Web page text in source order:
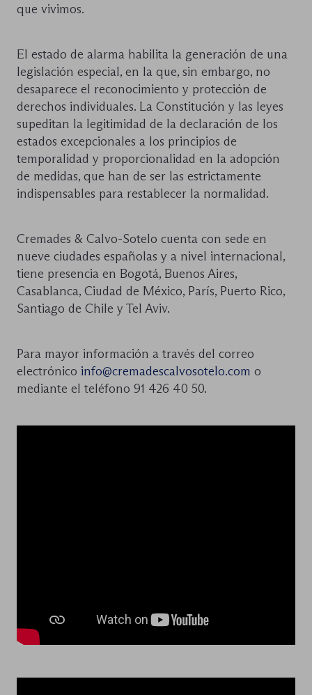
que vivimos.
El estado de alarma habilita la generación de una
legislación especial, en la que, sin embargo, no
desaparece el reconocimiento y protección de
derechos individuales. La Constitución y las leyes
supeditan la legitimidad de la declaración de los
estados excepcionales a los principios de
temporalidad y proporcionalidad en la adopción
de medidas, que han de ser las estrictamente
indispensables para restablecer la normalidad.
Cremades & Calvo-Sotelo cuenta con sede en
nueve ciudades españolas y a nivel internacional,
tiene presencia en Bogotá, Buenos Aires,
Casablanca, Ciudad de México, París, Puerto Rico,
Santiago de Chile y Tel Aviv.
Para mayor información a través del correo
electrónico info@cremadescalvosotelo.com o
mediante el teléfono 91 426 40 50.